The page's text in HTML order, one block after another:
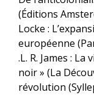
(Éditions
Locke :
européenne
.L. R. James :
noir » (La
révolution